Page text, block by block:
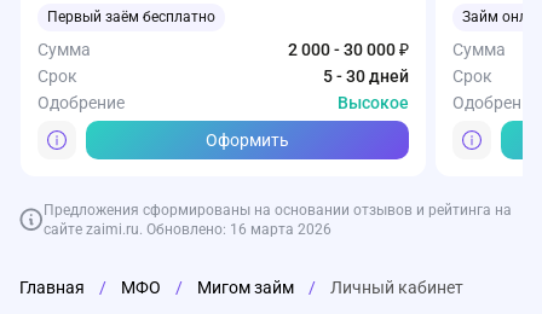
Первый заём бесплатно
Сумма
2 000 - 30 000 ₽
Срок
5 - 30 дней
Одобрение
Высокое
Оформить
Займ
Сумма
Срок
Одобрение
Предложения сформированы на основании отзывов и рейтинга на
сайте zaimi.ru. Обновлено: 16 марта 2026
Сбербанк
Кредитная карта СберКарта Кредитная
Карта Black от Т-Банка Карта Drive
Газпромбанк
Накопительный счет от Газпромбанка
Совкомбанк
Совкомбанк Кредит Наличными Т-Банк
На старте (срок пакета 12 мес.) Начальный
Главная / МФО / Мигом займ / Личный кабинет